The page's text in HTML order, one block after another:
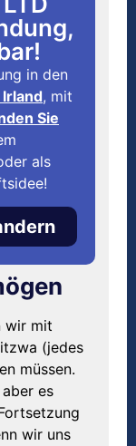
in den
, mit
Sie
als
wir mit
(jedes
müssen.
es
wir uns